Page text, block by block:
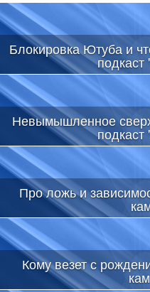
Блокировка Ютуба и
Невымышленное
Про ложь и
Кому везет с